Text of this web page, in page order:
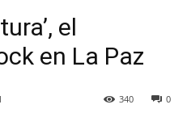
el
en La Paz
0
340